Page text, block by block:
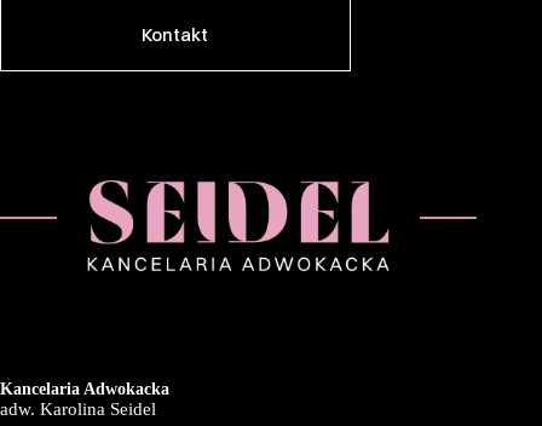
Kontakt
Kancelaria Adwokacka
adw. Karolina Seidel